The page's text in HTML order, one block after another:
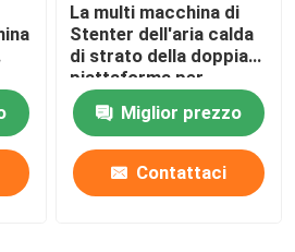
La multi macchina di
Stenter dell'aria calda
di strato della doppia
piattaforma per
tricotta i tessuti
Miglior prezzo
Contattaci